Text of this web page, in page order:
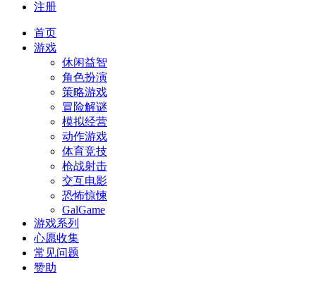
注册
首页
游戏
休闲益智
角色扮演
策略游戏
冒险解谜
模拟经营
动作游戏
体育竞技
枪战射击
交互电影
恐怖惊悚
GalGame
游戏系列
心愿收集
常见问题
赞助